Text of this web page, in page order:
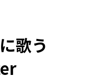
歌う